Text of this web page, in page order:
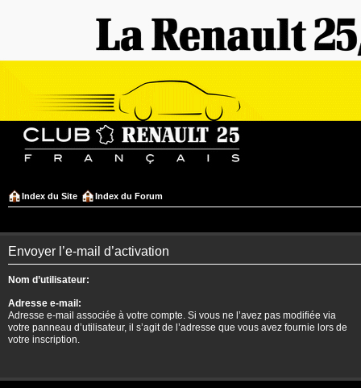
Index du Site Index du Forum
Envoyer l’e-mail d’activation
Nom d’utilisateur:
Adresse e-mail:
Adresse e-mail associée à votre compte. Si vous ne l’avez pas modifiée via
votre panneau d’utilisateur, il s’agit de l’adresse que vous avez fournie lors de
votre inscription.